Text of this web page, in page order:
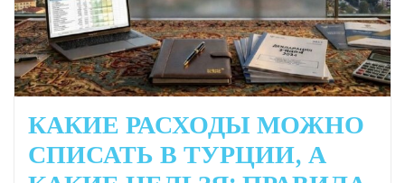
КАКИЕ РАСХОДЫ МОЖНО
СПИСАТЬ В ТУРЦИИ, А